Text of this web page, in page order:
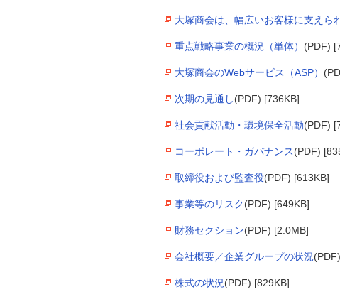
大塚商会は、幅広いお客様に支えら
重点戦略事業の概況（単体） (PDF)
大塚商会のWebサービス（ASP）
次期の見通し(PDF) [736KB]
社会貢献活動・環境保全活動(PDF)
コーポレート・ガバナンス(PDF)
取締役および監査役(PDF) [613KB]
事業等のリスク(PDF) [649KB]
財務セクション(PDF) [2.0MB]
会社概要／企業グループの状況
株式の状況(PDF) [829KB]